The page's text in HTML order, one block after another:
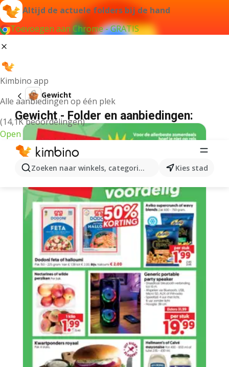
Altijd de actuele folders bij de hand
Toevoegen aan Chrome - GRATIS
Kimbino app
Alle aanbiedingen op één plek
(14,1K beoordelingen)
Open
Zoeken naar winkels, categorieën, producten...
Kies stad
Gewicht
Gewicht - Folder en aanbiedingen: